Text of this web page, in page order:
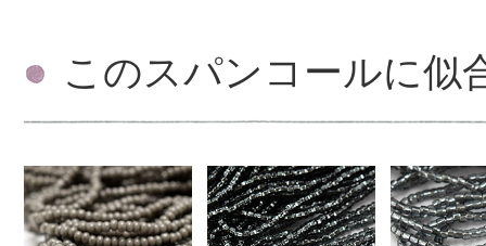
このスパンコールに似